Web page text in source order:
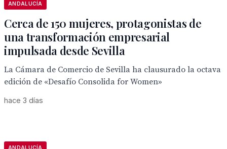
ANDALUCÍA
Cerca de 150 mujeres, protagonistas de
una transformación empresarial
impulsada desde Sevilla
La Cámara de Comercio de Sevilla ha clausurado la octava
edición de «Desafío Consolida for Women»
hace 3 días
ANDALUCÍA